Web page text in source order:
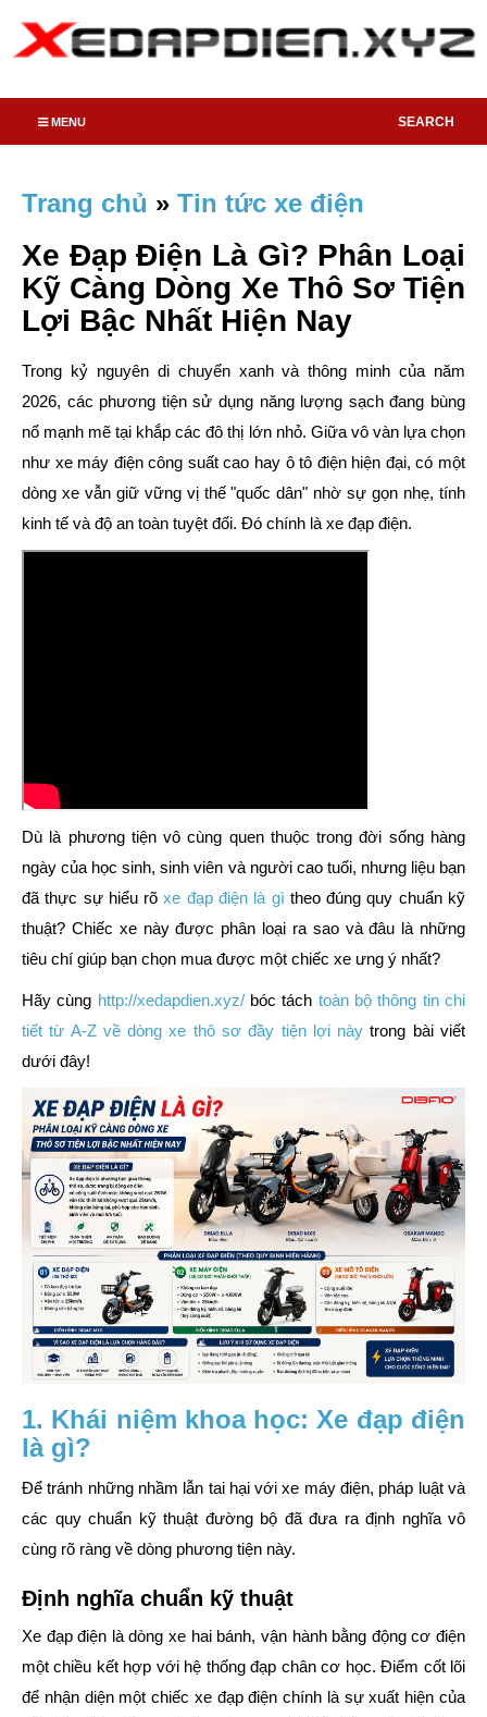
SEARCH
MENU
Trang chủ » Tin tức xe điện
Xe Đạp Điện Là Gì? Phân Loại
Kỹ Càng Dòng Xe Thô Sơ Tiện
Lợi Bậc Nhất Hiện Nay
Trong kỷ nguyên di chuyển xanh và thông minh của năm
2026, các phương tiện sử dụng năng lượng sạch đang bùng
nổ mạnh mẽ tại khắp các đô thị lớn nhỏ. Giữa vô vàn lựa chọn
như xe máy điện công suất cao hay ô tô điện hiện đại, có một
dòng xe vẫn giữ vững vị thế "quốc dân" nhờ sự gọn nhẹ, tính
kinh tế và độ an toàn tuyệt đối. Đó chính là xe đạp điện.
Dù là phương tiện vô cùng quen thuộc trong đời sống hàng
ngày của học sinh, sinh viên và người cao tuổi, nhưng liệu bạn
đã thực sự hiểu rõxe đạp điện là gì theo đúng quy chuẩn kỹ
thuật? Chiếc xe này được phân loại ra sao và đâu là những
tiêu chí giúp bạn chọn mua được một chiếc xe ưng ý nhất?
Hãy cùng http://xedapdien.xyz/bóc tách toàn bộ thông tin chi
tiết từ A-Z về dòng xe thô sơ đầy tiện lợi này trong bài viết
dưới đây!
1. Khái niệm khoa học: Xe đạp điện
là gì?
Để tránh những nhầm lẫn tai hại với xe máy điện, pháp luật và
các quy chuẩn kỹ thuật đường bộ đã đưa ra định nghĩa vô
cùng rõ ràng về dòng phương tiện này.
Định nghĩa chuẩn kỹ thuật
Xe đạp điện là dòng xe hai bánh, vận hành bằng động cơ điện
một chiều kết hợp với hệ thống đạp chân cơ học. Điểm cốt lõi
để nhận diện một chiếc xe đạp điện chính là sự xuất hiện của